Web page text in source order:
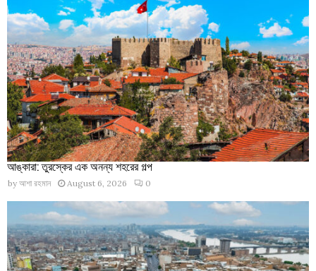
আঙ্কারা: তুরস্কের এক অনন্য শহরের গল্প
by আশা রহমান August 6, 2026 0